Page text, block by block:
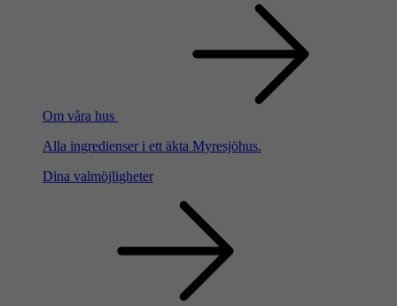
Om våra hus
Alla ingredienser i ett äkta Myresjöhus.
Dina valmöjligheter